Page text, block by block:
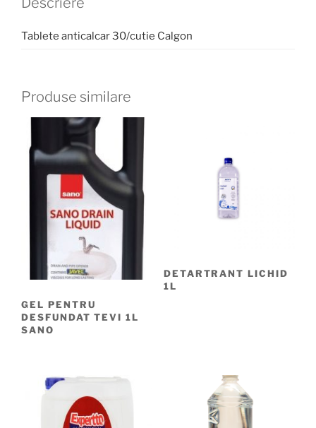
Tablete anticalcar 30/cutie Calgon
Produse similare
GEL PENTRU
DESFUNDAT TEVI 1L
SANO
DETARTRANT LICHID
1L